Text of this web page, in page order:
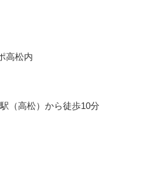
かりした個人情報を適切に管理
場合を除き、個人情報を第三
合
ビスを行なうために当社が業
開示する場合
が必要である場合
高松内
（高松）から徒歩10分